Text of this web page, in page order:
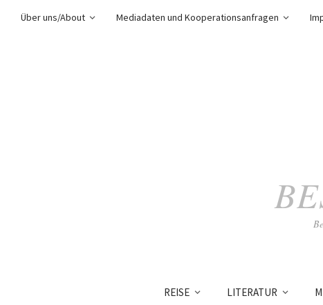
Über uns/About Mediadaten und Kooperationsanfragen
REISE LITERATUR